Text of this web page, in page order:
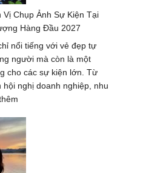
–
xu
hướng
mới
nhất
2024-
Chụp Ảnh Sự Kiện Tại
Hàng Đầu 2027
nổi tiếng với vẻ đẹp tự
người mà còn là một
cho các sự kiện lớn. Từ
nghị doanh nghiệp, nhu
Phá
7
Đơn
Vị